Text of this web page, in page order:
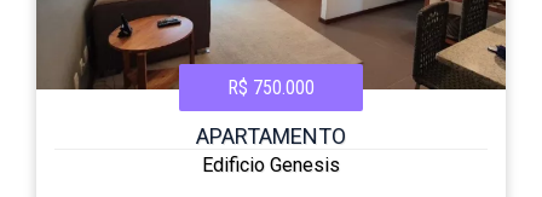
R$ 750.000
APARTAMENTO
Edificio Genesis